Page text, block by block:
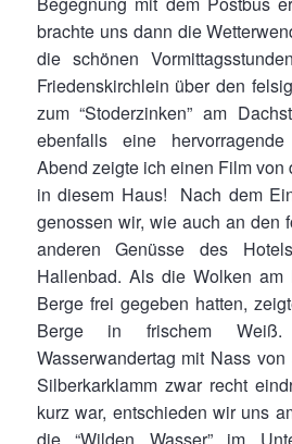
brachte uns dann die
die schönen
Friedenskirchlein über den
zum “Stoderzinken” am
ebenfalls eine
Abend zeigte ich einen Film von
in diesem Haus! Nach dem
genossen wir, wie auch an den
anderen Genüsse des
Hallenbad. Als die Wolken am
Berge frei gegeben hatten,
Berge in frischem
Wasserwandertag mit Nass
Silberkarklamm zwar recht
kurz war, entschieden wir uns
die “Wilden Wasser” im